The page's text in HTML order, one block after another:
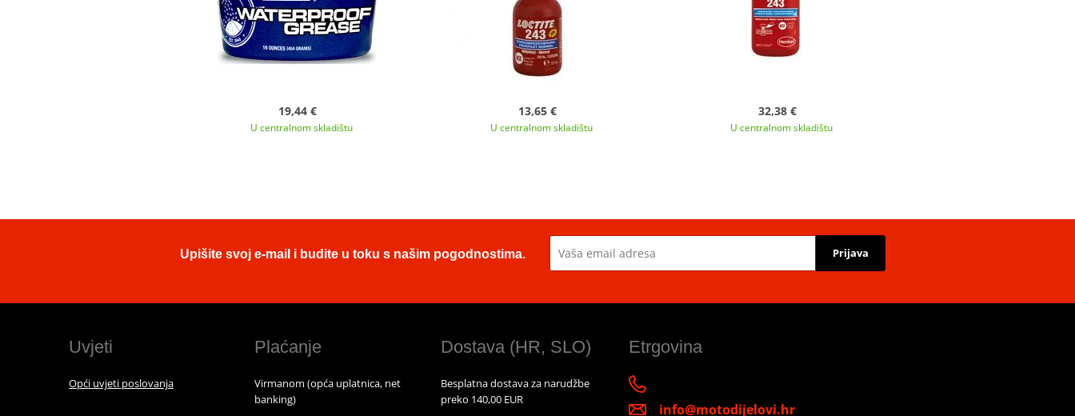
19,44 €
U centralnom skladištu
13,65 €
U centralnom skladištu
32,38 €
U centralnom skladištu
Upišite svoj e-mail i budite u toku s našim pogodnostima. Prijava
Uvjeti
Opći uvjeti poslovanja
Plaćanje
Virmanom (opća uplatnica, net
banking)
Dostava (HR, SLO)
Besplatna dostava za narudžbe
preko 140,00 EUR
Etrgovina
info@motodijelovi.hr